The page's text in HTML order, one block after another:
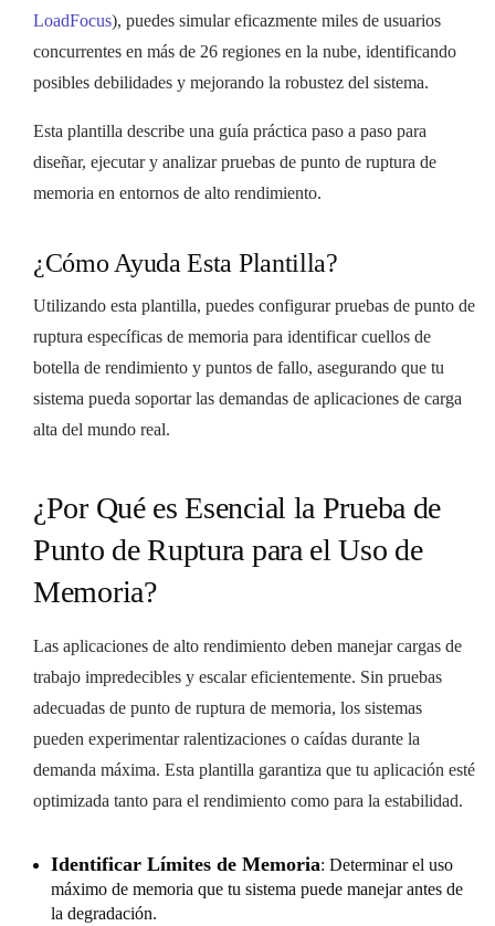
LoadFocus), puedes simular eficazmente miles de usuarios
concurrentes en más de 26 regiones en la nube, identificando
posibles debilidades y mejorando la robustez del sistema.
Esta plantilla describe una guía práctica paso a paso para
diseñar, ejecutar y analizar pruebas de punto de ruptura de
memoria en entornos de alto rendimiento.
¿Cómo Ayuda Esta Plantilla?
Utilizando esta plantilla, puedes configurar pruebas de punto de
ruptura específicas de memoria para identificar cuellos de
botella de rendimiento y puntos de fallo, asegurando que tu
sistema pueda soportar las demandas de aplicaciones de carga
alta del mundo real.
¿Por Qué es Esencial la Prueba de
Punto de Ruptura para el Uso de
Memoria?
Las aplicaciones de alto rendimiento deben manejar cargas de
trabajo impredecibles y escalar eficientemente. Sin pruebas
adecuadas de punto de ruptura de memoria, los sistemas
pueden experimentar ralentizaciones o caídas durante la
demanda máxima. Esta plantilla garantiza que tu aplicación esté
optimizada tanto para el rendimiento como para la estabilidad.
Identificar Límites de Memoria: Determinar el uso
máximo de memoria que tu sistema puede manejar antes de
la degradación.